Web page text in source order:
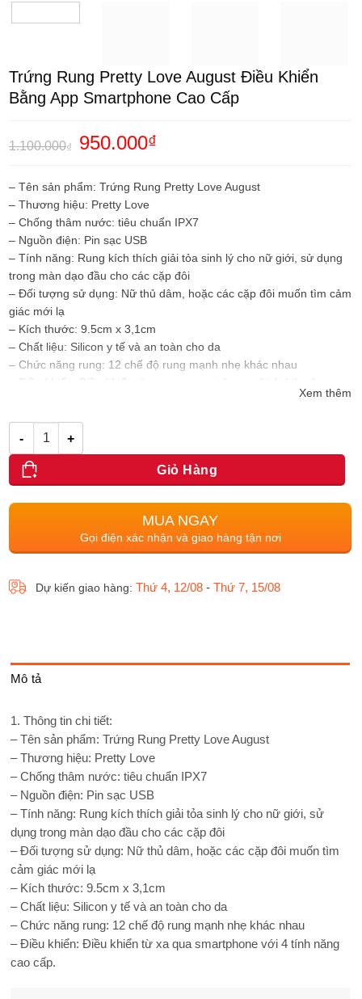
Trứng Rung Pretty Love August Điều Khiển
Bằng App Smartphone Cao Cấp
1.100.000₫
Giá
gốc
950.000₫Giá
950.000₫.
– Tên sản phẩm: Trứng Rung Pretty Love August
– Thương hiệu: Pretty Love
– Chống thâm nước: tiêu chuẩn IPX7
– Nguồn điện: Pin sạc USB
– Tính năng: Rung kích thích giải tỏa sinh lý cho nữ giới, sử dụng
trong màn dạo đầu cho các cặp đôi
– Đối tượng sử dụng: Nữ thủ dâm, hoặc các cặp đôi muốn tìm cảm
giác mới lạ
– Kích thước: 9.5cm x 3,1cm
– Chất liệu: Silicon y tế và an toàn cho da
– Chức năng rung: 12 chế độ rung mạnh nhẹ khác nhau
– Điều khiển: Điều khiển từ xa qua smartphone với 4 tính năng cao
Xem thêm
Số lượng
Giỏ Hàng
MUA NGAY
Gọi điện xác nhận và giao hàng tận nơi
Dự kiến giao hàng: Thứ 4, 12/08 - Thứ 7, 15/08
Mô tả
1. Thông tin chi tiết:
– Tên sản phẩm: Trứng Rung Pretty Love August
– Thương hiệu: Pretty Love
– Chống thâm nước: tiêu chuẩn IPX7
– Nguồn điện: Pin sạc USB
– Tính năng: Rung kích thích giải tỏa sinh lý cho nữ giới, sử
dụng trong màn dạo đầu cho các cặp đôi
– Đối tượng sử dụng: Nữ thủ dâm, hoặc các cặp đôi muốn tìm
cảm giác mới lạ
– Kích thước: 9.5cm x 3,1cm
– Chất liệu: Silicon y tế và an toàn cho da
– Chức năng rung: 12 chế độ rung mạnh nhẹ khác nhau
– Điều khiển: Điều khiển từ xa qua smartphone với 4 tính năng
cao cấp.